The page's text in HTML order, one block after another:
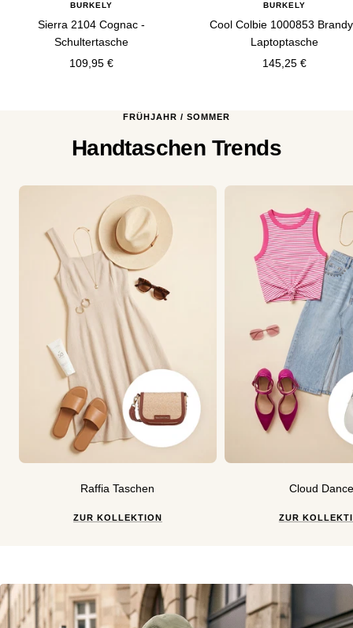
BURKELY
Sierra 2104 Cognac -
Schultertasche
Angebotspreis
109,95 €
BURKELY
Cool Colbie 1000853
Laptoptasche
Angebotspreis
145,25 €
FRÜHJAHR / SOMMER
Handtaschen Trends
Raffia Taschen
ZUR KOLLEKTION
Cloud
ZUR